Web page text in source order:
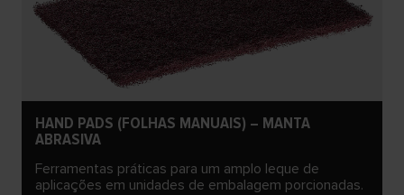
HAND PADS (FOLHAS MANUAIS) – MANTA
ABRASIVA
Ferramentas práticas para um amplo leque de
aplicações em unidades de embalagem porcionadas.